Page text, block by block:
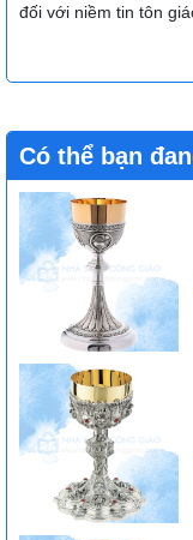
đối với niềm tin tôn
Có thể bạn